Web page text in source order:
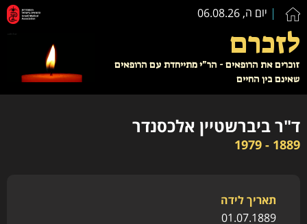
יום ה, 06.08.26
לזכרם
זוכרים את הרופאים - הר"י מתייחדת עם הרופאים
שאינם בין החיים
ד"ר ביברשטיין אלכסנדר
1889 - 1979
תאריך לידה
01.07.1889